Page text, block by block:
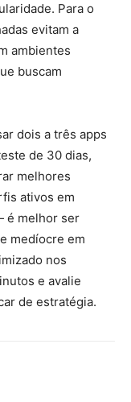
Para o
evitam a
ambientes
buscam
dois a três apps
de 30 dias,
melhores
ativos em
é melhor ser
medíocre em
nos
e avalie
de estratégia.